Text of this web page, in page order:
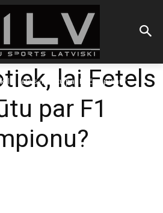
lai Fetels nekļūtu par F1 čempionu?
lai Fetels
par F1